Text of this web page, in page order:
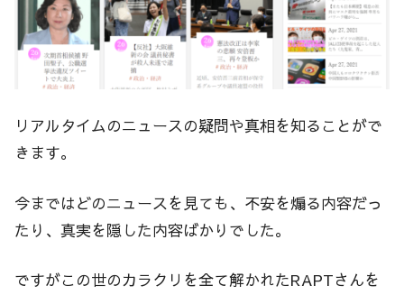
リアルタイムのニュースの疑問や真相を知ることがで
きます。
今まではどのニュースを見ても、不安を煽る内容だっ
たり、真実を隠した内容ばかりでした。
ですがこの世のカラクリを全て解かれたRAPTさんを